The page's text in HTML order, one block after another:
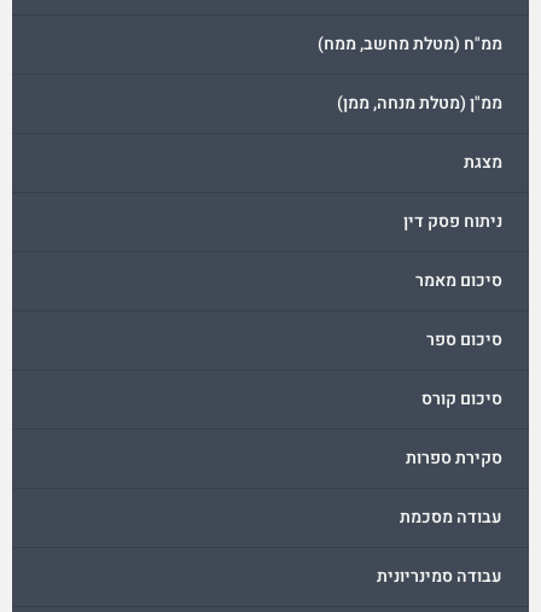
ממ"ח (מטלת מחשב, ממח)
ממ"ן (מטלת מנחה, ממן)
מצגת
ניתוח פסק דין
סיכום מאמר
סיכום ספר
סיכום קורס
סקירת ספרות
עבודה מסכמת
עבודה סמינריונית